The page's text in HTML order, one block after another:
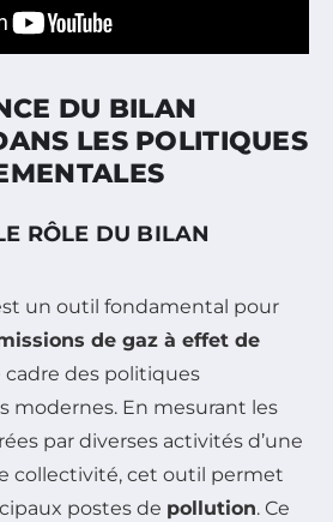
DU BILAN
LES POLITIQUES
RÔLE DU BILAN
un outil fondamental pour
de gaz à effet de
cadre des politiques
modernes. En mesurant les
par diverses activités d’une
collectivité, cet outil permet
postes de pollution. Ce